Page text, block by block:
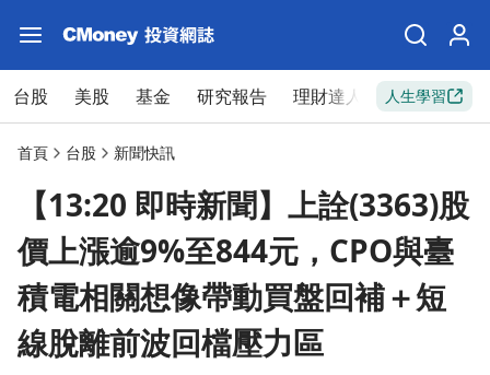
台股 美股 基金 研究報告 理財達人 新手入門
人生學習
首頁 台股 新聞快訊
【13:20 即時新聞】上詮(3363)股
價上漲逾9%至844元，CPO與臺
積電相關想像帶動買盤回補＋短
線脫離前波回檔壓力區